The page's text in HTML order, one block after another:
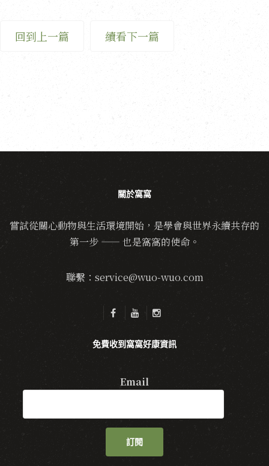
回到上一篇 續看下一篇
關於窩窩
嘗試從關心動物與生活環境開始，是學會與世界永續共存的
第一步 —— 也是窩窩的使命。
聯繫：service@wuo-wuo.com
免費收到窩窩好康資訊
Email
訂閱